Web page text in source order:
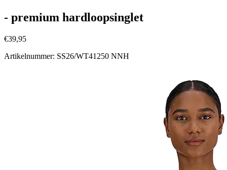
- premium hardloopsinglet
€39,95
Artikelnummer: SS26/WT41250 NNH